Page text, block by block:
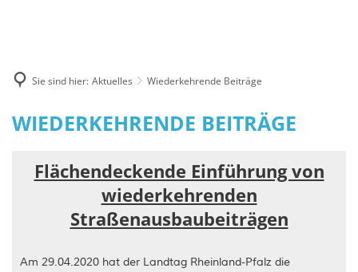
Ausschreibungen
Planauslagen
Wiederkehrende Beiträge
Wiederkehrende Beiträge Vogelsang
Wiederkehrende Beiträge
Verschonungsfristen OG Konken -
Unsere Ortsgemeinden
Gründen im Remigiusland
Wandern für Firmen & Gruppen
Wanderreiten
Sehenswürdigkeiten & Ausflugstipps
Museen u. Ausstellungsräume
Für Kids
Sie sind hier: Aktuelles Wiederkehrende Beiträge
Wiederkehrende
WIEDERKEHRENDE BEITRÄGE
Flächendeckende Einführung von
wiederkehrenden
Straßenausbaubeiträgen
Am 29.04.2020 hat der Landtag Rheinland-Pfalz die